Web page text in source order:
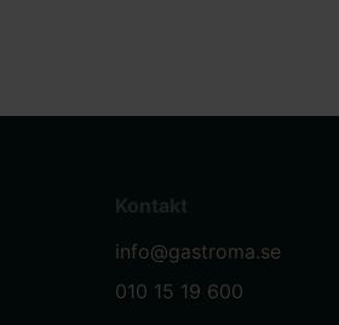
Kontakt
info@gastroma.se
010 15 19 600